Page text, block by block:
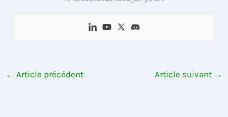
← Article précédent Article suivant →